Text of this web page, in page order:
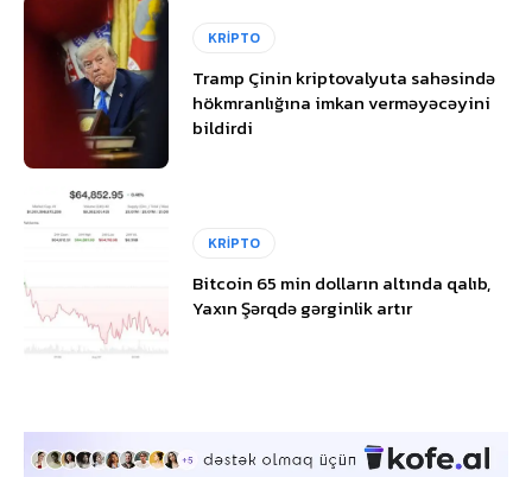
KRİPTO
Tramp Çinin kriptovalyuta sahəsində
hökmranlığına imkan verməyəcəyini
bildirdi
KRİPTO
Bitcoin 65 min dolların altında qalıb,
Yaxın Şərqdə gərginlik artır